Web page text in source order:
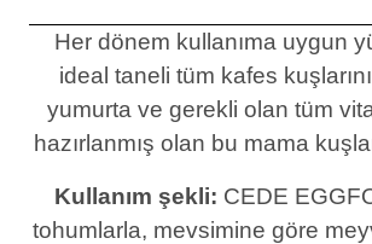
Her dönem kullanıma uygun
ideal taneli tüm kafes
yumurta ve gerekli olan tüm
hazırlanmış olan bu mama
Kullanım şekli: CEDE
tohumlarla, mevsimine göre